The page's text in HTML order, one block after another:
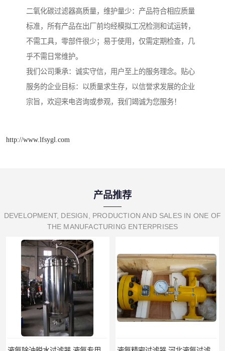
二氧化碳过滤器高质量，维护量少：产品符合相应质量
标准，所有产品在出厂前均经模拟工况检测和试运转，
不需工具，零部件很少；易于使用，仅需定期检查，几
乎不需日常维护。
我们公司秉承：诚实守信，用户至上的服务理念。贴心
服务的企业目标：以质量求生存，以信誉求发展的企业
宗旨，欢迎来电咨询或参观，我们竭诚为您服务！
http://www.lfsygl.com
产品推荐
DEVELOPMENT, DESIGN, PRODUCTION AND SALES IN ONE OF
THE MANUFACTURING ENTERPRISES